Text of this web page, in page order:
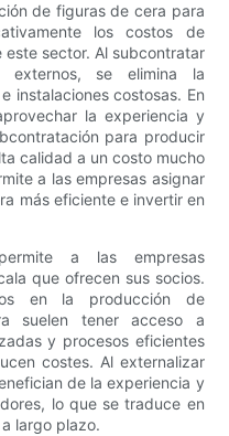
de figuras de cera para
los costos de
sector. Al subcontratar
externos, se elimina la
instalaciones costosas. En
la experiencia y
para producir
calidad a un costo mucho
a las empresas asignar
más eficiente e invertir en
a las empresas
que ofrecen sus socios.
en la producción de
suelen tener acceso a
y procesos eficientes
costes. Al externalizar
de la experiencia y
lo que se traduce en
largo plazo.